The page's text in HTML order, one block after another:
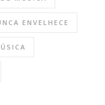
ENVELHECE